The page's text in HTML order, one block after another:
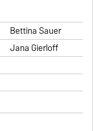
Bettina Sauer
Jana Gierloff